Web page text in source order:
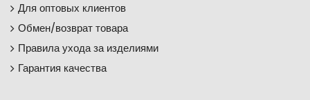
Для оптовых клиентов
Обмен/возврат товара
Правила ухода за изделиями
Гарантия качества